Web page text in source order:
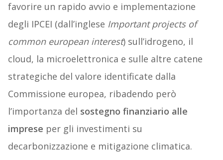
favorire un rapido avvio e implementazione
degli IPCEI (dall’inglese Important projects of
common european interest) sull’idrogeno, il
cloud, la microelettronica e sulle altre catene
strategiche del valore identificate dalla
Commissione europea, ribadendo però
l’importanza del sostegno finanziario alle
imprese per gli investimenti su
decarbonizzazione e mitigazione climatica.